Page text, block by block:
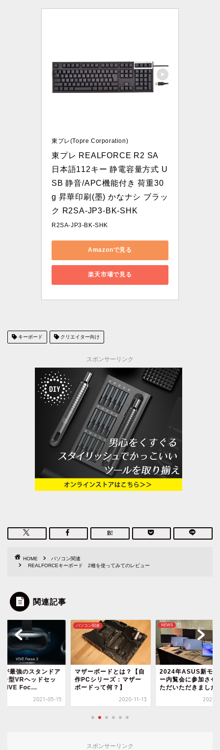
東プレ(Topre Corporation)
東プレ REALFORCE R2 SA
日本語112キー 静電容量方式 U
SB 静音/APC機能付き 荷重30
g 昇華印刷(墨) かなナシ ブラッ
ク R2SA-JP3-BK-SHK
R2SA-JP3-BK-SHK
Amazonで見る
楽天市場で見る
キーボード クリエイター向け
スポンサーリンク
HOME
パソコン関連
REALFORCEキーボード 2種を使ってみてのレビュー
関連記事
ーボードとは？【自
シリーズ：マザー
ドって何？】
2020-11-13
NEWS
2024年ASUS新モニタ
ー内覧会に参加させてい
ただいただきました...
2024-10-09
ガジェット&小物
【レビュー】ビジュ
ル・音質良し！高品
USBストリーミング
2021-
スポンサーリンク